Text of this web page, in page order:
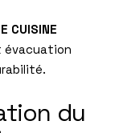
CUISINE
évacuation
du